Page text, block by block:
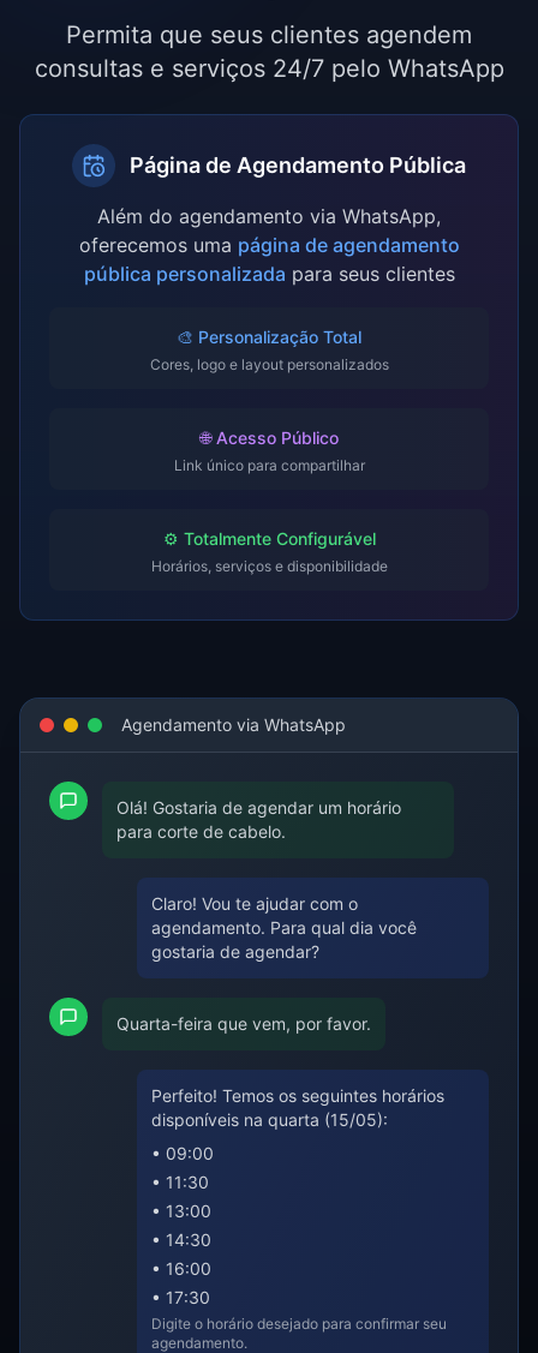
Permita que seus clientes agendem
consultas e serviços 24/7 pelo WhatsApp
Página de Agendamento Pública
Além do agendamento via WhatsApp,
oferecemos uma página de agendamento
pública personalizada para seus clientes
🎨 Personalização Total
Cores, logo e layout personalizados
🌐 Acesso Público
Link único para compartilhar
⚙️ Totalmente Configurável
Horários, serviços e disponibilidade
Agendamento via WhatsApp
Olá! Gostaria de agendar um horário
para corte de cabelo.
Claro! Vou te ajudar com o
agendamento. Para qual dia você
gostaria de agendar?
Quarta-feira que vem, por favor.
Perfeito! Temos os seguintes horários
disponíveis na quarta (15/05):
• 09:00
• 11:30
• 13:00
• 14:30
• 16:00
• 17:30
Digite o horário desejado para confirmar seu
agendamento.